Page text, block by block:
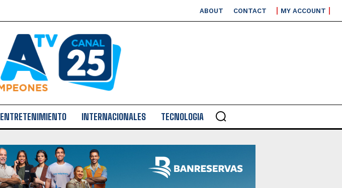
ABOUT CONTACT MY ACCOUNT
ENTRETENIMIENTO INTERNACIONALES TECNOLOGIA